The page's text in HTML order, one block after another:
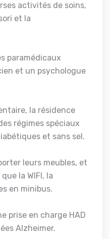
activités de soins,
et la
paramédicaux
et un psychologue
la résidence
régimes spéciaux
et sans sel.
leurs meubles, et
la WIFI, la
en minibus.
prise en charge HAD
Alzheimer.